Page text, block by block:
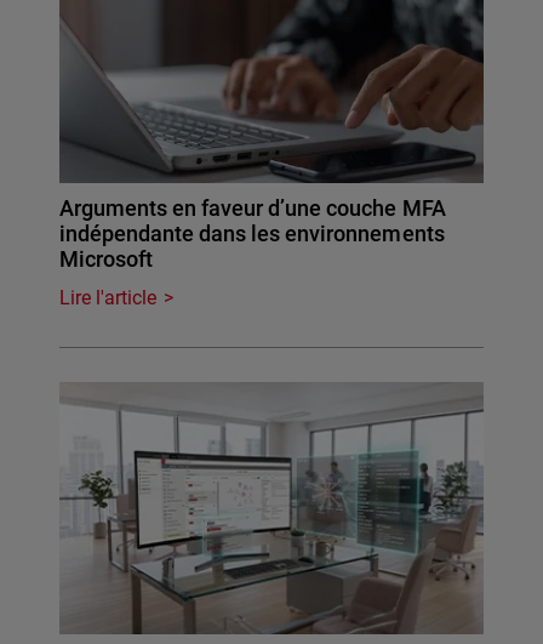
Arguments en faveur d’une couche MFA
indépendante dans les environnements
Microsoft
Lire l'article